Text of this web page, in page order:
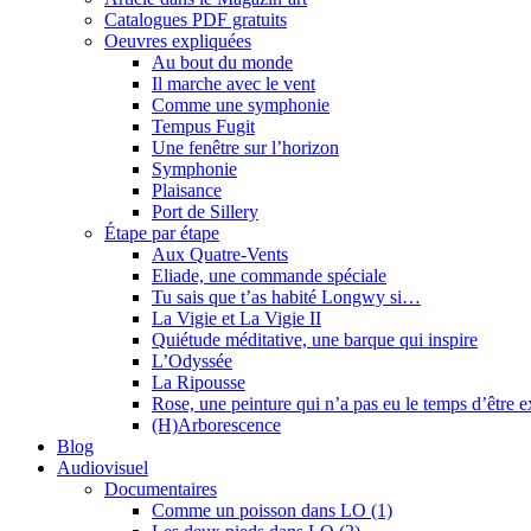
Catalogues PDF gratuits
Oeuvres expliquées
Au bout du monde
Il marche avec le vent
Comme une symphonie
Tempus Fugit
Une fenêtre sur l’horizon
Symphonie
Plaisance
Port de Sillery
Étape par étape
Aux Quatre-Vents
Eliade, une commande spéciale
Tu sais que t’as habité Longwy si…
La Vigie et La Vigie II
Quiétude méditative, une barque qui inspire
L’Odyssée
La Ripousse
Rose, une peinture qui n’a pas eu le temps d’être
(H)Arborescence
Blog
Audiovisuel
Documentaires
Comme un poisson dans LO (1)